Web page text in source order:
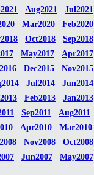
Aug2021 Jul2021
Mar2020 Feb2020
Oct2018 Sep2018
May2017 Apr2017
Dec2015 Nov2015
Jul2014 Jun2014
Feb2013 Jan2013
Sep2011 Aug2011
Apr2010 Mar2010
Nov2008 Oct2008
Jun2007 May2007